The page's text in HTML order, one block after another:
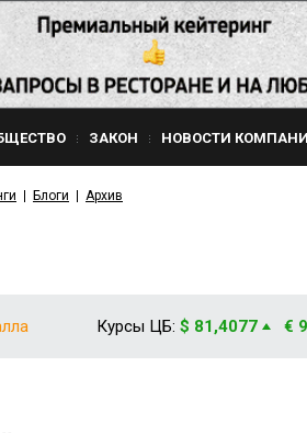
ЗАКОН НОВОСТИ
Блоги Архив
Курсы ЦБ: $ 81,4077 €